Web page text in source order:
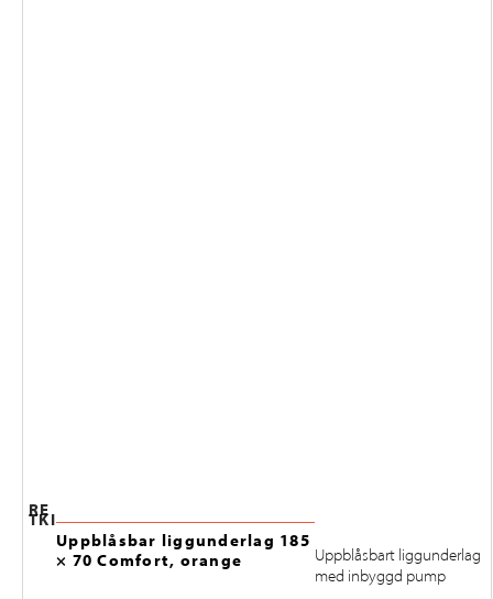
RE
TKI
Uppblåsbar liggunderlag 185
× 70 Comfort, orange
Uppblåsbart liggunderlag
med inbyggd pump